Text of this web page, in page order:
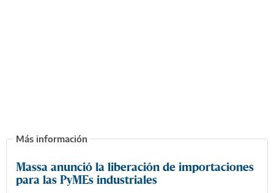
Massa anunció la liberación de importaciones
para las PyMEs industriales